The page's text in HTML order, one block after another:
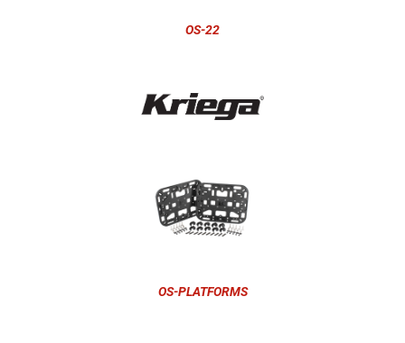
OS-22
OS-PLATFORMS